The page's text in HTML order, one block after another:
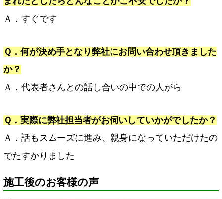
Ａ．すぐです
Ｑ．何が決め手となり弊社にお問い合わせ頂きました
か？
Ａ．代表者さんとの話し合いの中での人がら
Ｑ．実際に弊社担当者がお伺いしていかがでしたか？
Ａ．話もスムーズに進み、親身になっていただけたの
でたすかりました
施工後のお客様の声